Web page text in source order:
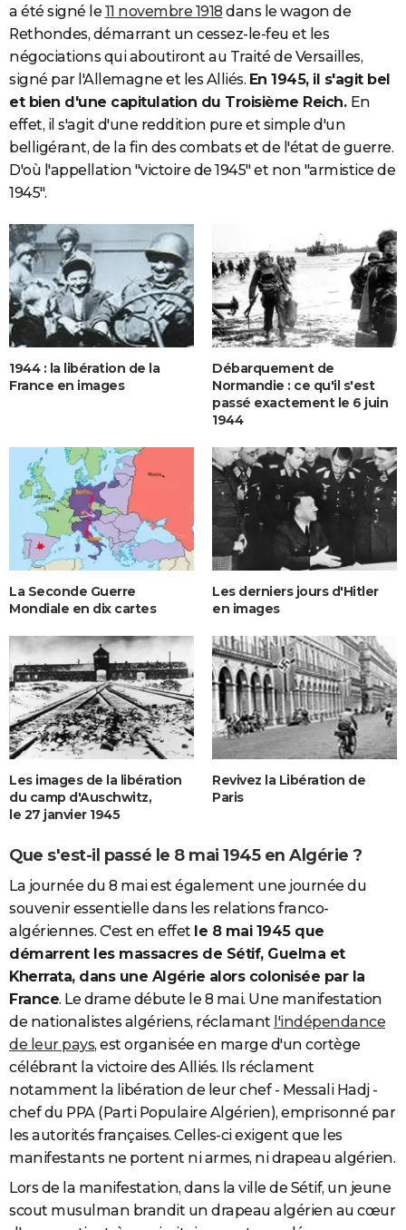
a été signé le 11 novembre 1918 dans le wagon de
Rethondes, démarrant un cessez-le-feu et les
négociations qui aboutiront au Traité de Versailles,
signé par l'Allemagne et les Alliés. En 1945, il s'agit bel
et bien d'une capitulation du Troisième Reich. En
effet, il s'agit d'une reddition pure et simple d'un
belligérant, de la fin des combats et de l'état de guerre.
D'où l'appellation "victoire de 1945" et non "armistice de
1945".
1944 : la libération de la
France en images
Débarquement de
Normandie : ce qu'il s'est
passé exactement le 6 juin
1944
La Seconde Guerre
Mondiale en dix cartes
Les derniers jours d'Hitler
en images
Les images de la libération
du camp d'Auschwitz,
le 27 janvier 1945
Revivez la Libération de
Paris
Que s'est-il passé le 8 mai 1945 en Algérie ?
La journée du 8 mai est également une journée du
souvenir essentielle dans les relations franco-
algériennes. C'est en effet le 8 mai 1945 que
démarrent les massacres de Sétif, Guelma et
Kherrata, dans une Algérie alors colonisée par la
France. Le drame débute le 8 mai. Une manifestation
de nationalistes algériens, réclamant l'indépendance
de leur pays, est organisée en marge d'un cortège
célébrant la victoire des Alliés. Ils réclament
notamment la libération de leur chef - Messali Hadj -
chef du PPA (Parti Populaire Algérien), emprisonné par
les autorités françaises. Celles-ci exigent que les
manifestants ne portent ni armes, ni drapeau algérien.
Lors de la manifestation, dans la ville de Sétif, un jeune
scout musulman brandit un drapeau algérien au cœur